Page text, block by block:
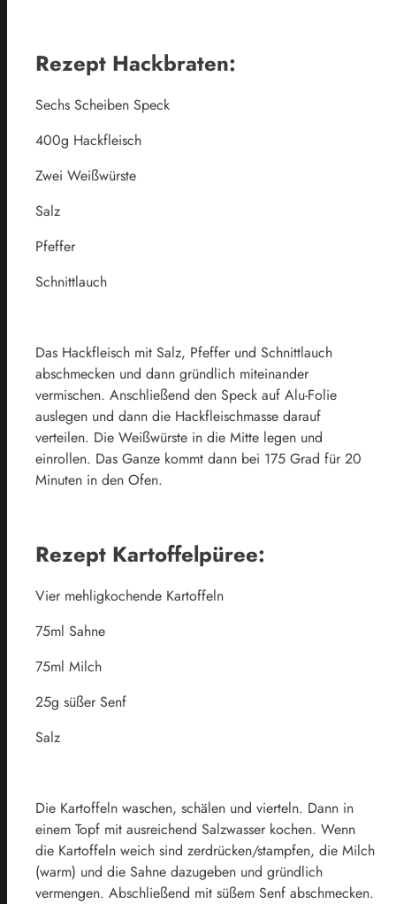
Rezept Hackbraten:
Sechs Scheiben Speck
400g Hackfleisch
Zwei Weißwürste
Salz
Pfeffer
Schnittlauch
Das Hackfleisch mit Salz, Pfeffer und Schnittlauch
abschmecken und dann gründlich miteinander
vermischen. Anschließend den Speck auf Alu-Folie
auslegen und dann die Hackfleischmasse darauf
verteilen. Die Weißwürste in die Mitte legen und
einrollen. Das Ganze kommt dann bei 175 Grad für 20
Minuten in den Ofen.
Rezept Kartoffelpüree:
Vier mehligkochende Kartoffeln
75ml Sahne
75ml Milch
25g süßer Senf
Salz
Die Kartoffeln waschen, schälen und vierteln. Dann in
einem Topf mit ausreichend Salzwasser kochen. Wenn
die Kartoffeln weich sind zerdrücken/stampfen, die Milch
(warm) und die Sahne dazugeben und gründlich
vermengen. Abschließend mit süßem Senf abschmecken.